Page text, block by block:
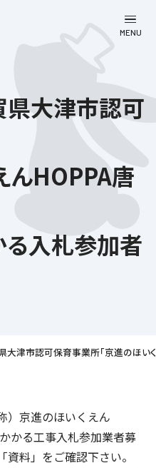
MENU
reserved.
県大津市認可
んHOPPA唐
入札参加者
大津市認可保育事業所「京進のほ
）京進のほいくえん
かる工事入札参加業者募
料」をご確認下さい。